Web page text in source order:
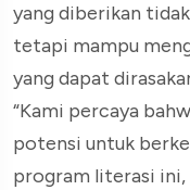
yang diberikan
tetapi mampu
yang dapat
“Kami percaya
potensi untuk
program literasi ini,